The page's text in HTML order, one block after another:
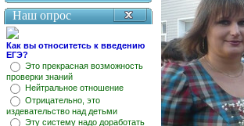
Наш опрос
Как вы относитетсь к введению
ЕГЭ?
Это прекрасная возможность
проверки знаний
Нейтральное отношение
Отрицательно, это
издевательство над детьми
Эту систему надо доработать